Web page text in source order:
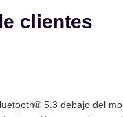
clientes
5.3 debajo del